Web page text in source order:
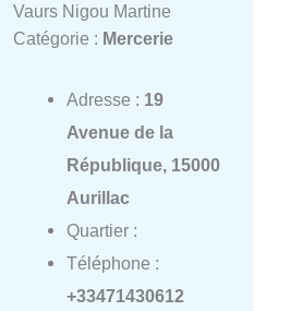
Vaurs Nigou Martine
Catégorie : Mercerie
Adresse : 19
Avenue de la
République, 15000
Aurillac
Quartier :
Téléphone :
+33471430612